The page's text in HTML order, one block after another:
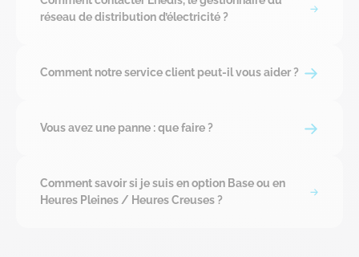
réseau de distribution d’électricité ?
Comment notre service client peut-il vous aider ?
Vous avez une panne : que faire ?
Comment savoir si je suis en option Base ou en
Heures Pleines / Heures Creuses ?